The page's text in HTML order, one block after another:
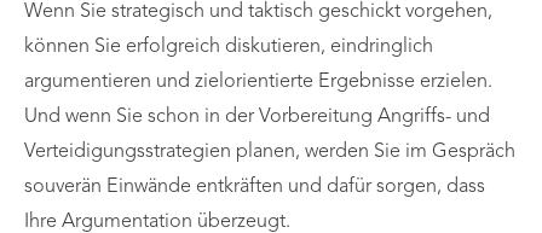
Wenn Sie strategisch und taktisch geschickt vorgehen,
können Sie erfolgreich diskutieren, eindringlich
argumentieren und zielorientierte Ergebnisse erzielen.
Und wenn Sie schon in der Vorbereitung Angriffs- und
Verteidigungsstrategien planen, werden Sie im Gespräch
souverän Einwände entkräften und dafür sorgen, dass
Ihre Argumentation überzeugt.